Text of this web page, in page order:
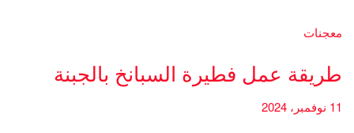
معجنات
طريقة عمل فطيرة السبانخ بالجبنة
11 نوفمبر، 2024